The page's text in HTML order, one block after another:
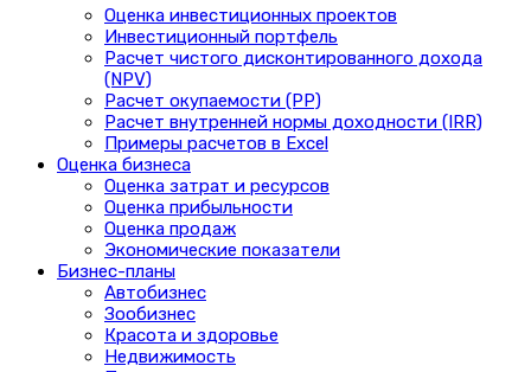
Оценка инвестиционных проектов
Инвестиционный портфель
Расчет чистого дисконтированного дохода
(NPV)
Расчет окупаемости (PP)
Расчет внутренней нормы доходности (IRR)
Примеры расчетов в Excel
Оценка бизнеса
Оценка затрат и ресурсов
Оценка прибыльности
Оценка продаж
Экономические показатели
Бизнес-планы
Автобизнес
Зообизнес
Красота и здоровье
Недвижимость